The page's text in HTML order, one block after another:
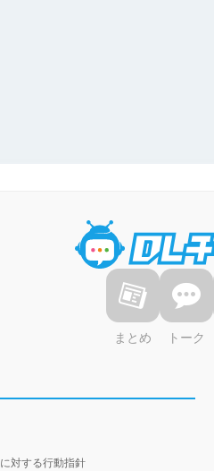
まとめ トーク
対する行動指針